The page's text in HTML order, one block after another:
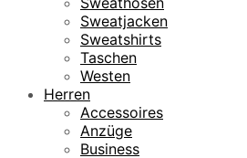
Sweatjacken
Sweatshirts
Taschen
Westen
Herren
Accessoires
Anzüge
Business